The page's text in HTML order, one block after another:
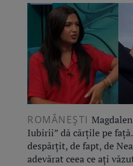
ROMÂNEŞTI
Iubirii” dă cărțile pe
despărțit, de fapt, de
adevărat ceea ce ați